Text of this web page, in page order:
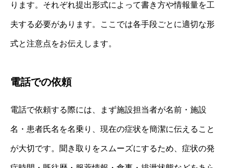
ります。それぞれ提出形式によって書き方や情報量を工
夫する必要があります。ここでは各手段ごとに適切な形
式と注意点をお伝えします。
電話での依頼
電話で依頼する際には、まず施設担当者が名前・施設
名・患者氏名を名乗り、現在の症状を簡潔に伝えること
が大切です。聞き取りをスムーズにするため、症状の発